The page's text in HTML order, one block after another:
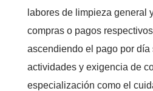
labores de limpieza general
compras o pagos
ascendiendo el pago por
actividades y exigencia de
especialización como el